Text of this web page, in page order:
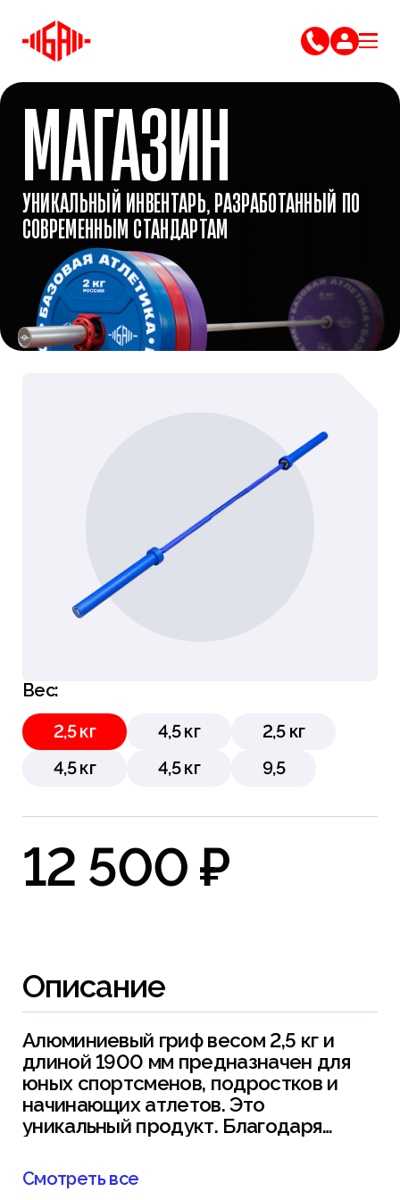
МАГАЗИН
УНИКАЛЬНЫЙ ИНВЕНТАРЬ, РАЗРАБОТАННЫЙ ПО
СОВРЕМЕННЫМ СТАНДАРТАМ
Вес:
2,5 кг
4,5 кг
2,5 кг
4,5 кг
4,5 кг 9,5
12 500 ₽
Описание
Алюминиевый гриф весом 2,5 кг и
длиной 1900 мм предназначен для
юных спортсменов, подростков и
начинающих атлетов. Это
уникальный продукт. Благодаря
обеспечивает безопасные и
эффективные тренировки для
Смотреть все